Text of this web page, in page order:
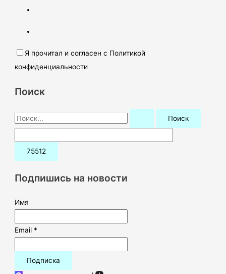
Я прочитал и согласен с Политикой
конфиденциальности
Поиск
П
о
и
:Подпишись на новости
Имя
Email *